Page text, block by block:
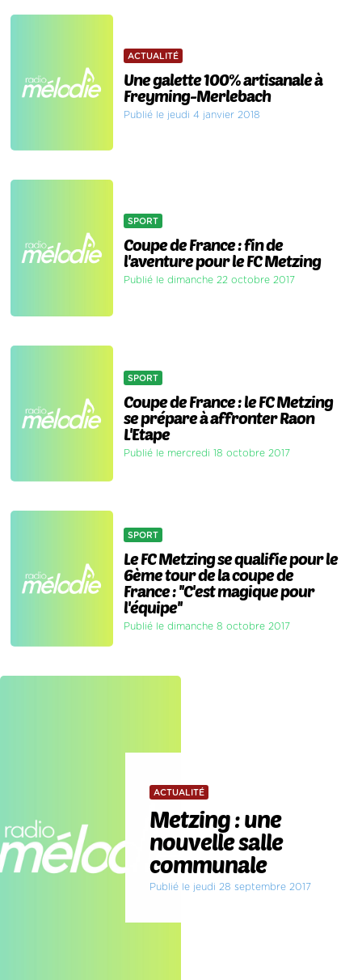
ACTUALITÉ
Une galette 100% artisanale à
Freyming-Merlebach
Publié le jeudi 4 janvier 2018
SPORT
Coupe de France : fin de
l'aventure pour le FC Metzing
Publié le dimanche 22 octobre 2017
SPORT
Coupe de France : le FC Metzing
se prépare à affronter Raon
L'Etape
Publié le mercredi 18 octobre 2017
SPORT
Le FC Metzing se qualifie pour le
6ème tour de la coupe de
France : ''C'est magique pour
l'équipe''
Publié le dimanche 8 octobre 2017
ACTUALITÉ
Metzing : une
nouvelle salle
communale
Publié le jeudi 28 septembre 2017